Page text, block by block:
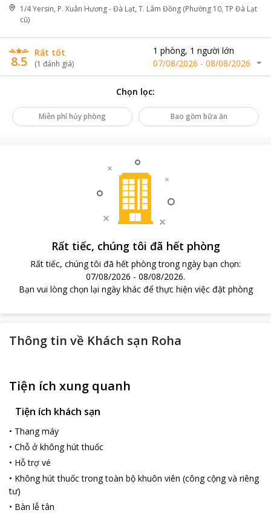
1/4 Yersin, P. Xuân Hương - Đà Lạt, T. Lâm Đồng (Phường 10, TP Đà Lạt
cũ)
8.5
Rất tốt
(1 đánh giá)
1 phòng, 1 người lớn
07/08/2026 - 08/08/2026
Chọn lọc:
Miễn phí hủy phòng Bao gồm bữa ăn
Rất tiếc, chúng tôi đã hết phòng
Rất tiếc, chúng tôi đã hết phòng trong ngày bạn chọn:
07/08/2026 - 08/08/2026.
Bạn vui lòng chọn lại ngày khác để thực hiện việc đặt phòng
Thông tin về Khách sạn Roha
Tiện ích xung quanh
Tiện ích khách sạn
• Thang máy
• Chỗ ở không hút thuốc
• Hỗ trợ vé
• Không hút thuốc trong toàn bộ khuôn viên (công cộng và riêng
tư)
• Bàn lễ tân